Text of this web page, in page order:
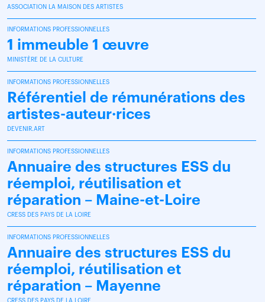
ASSOCIATION LA MAISON DES ARTISTES
INFORMATIONS PROFESSIONNELLES
1 immeuble 1 œuvre
MINISTÈRE DE LA CULTURE
INFORMATIONS PROFESSIONNELLES
Référentiel de rémunérations des
artistes-auteur·rices
DEVENIR.ART
INFORMATIONS PROFESSIONNELLES
Annuaire des structures ESS du
réemploi, réutilisation et
réparation – Maine-et-Loire
CRESS DES PAYS DE LA LOIRE
INFORMATIONS PROFESSIONNELLES
Annuaire des structures ESS du
réemploi, réutilisation et
réparation – Mayenne
CRESS DES PAYS DE LA LOIRE